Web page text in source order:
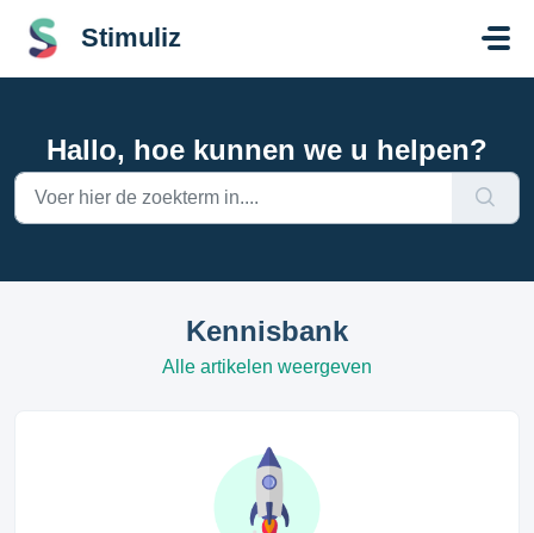
Stimuliz
Hallo, hoe kunnen we u helpen?
Kennisbank
Alle artikelen weergeven